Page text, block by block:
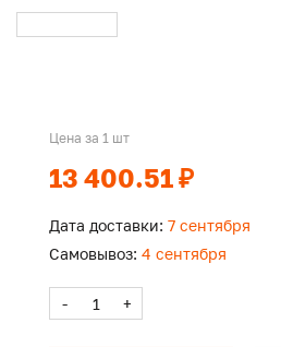
Цена за 1 шт
13 400.51 ₽
Дата доставки: 7 сентября
Самовывоз: 4 сентября
- +